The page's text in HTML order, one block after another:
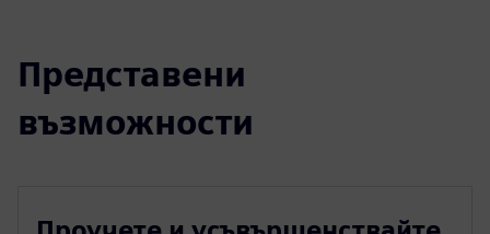
Представени
възможности